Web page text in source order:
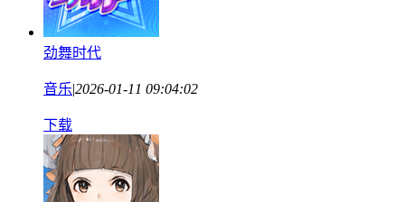
劲舞时代
音乐|2026-01-11 09:04:02
下载